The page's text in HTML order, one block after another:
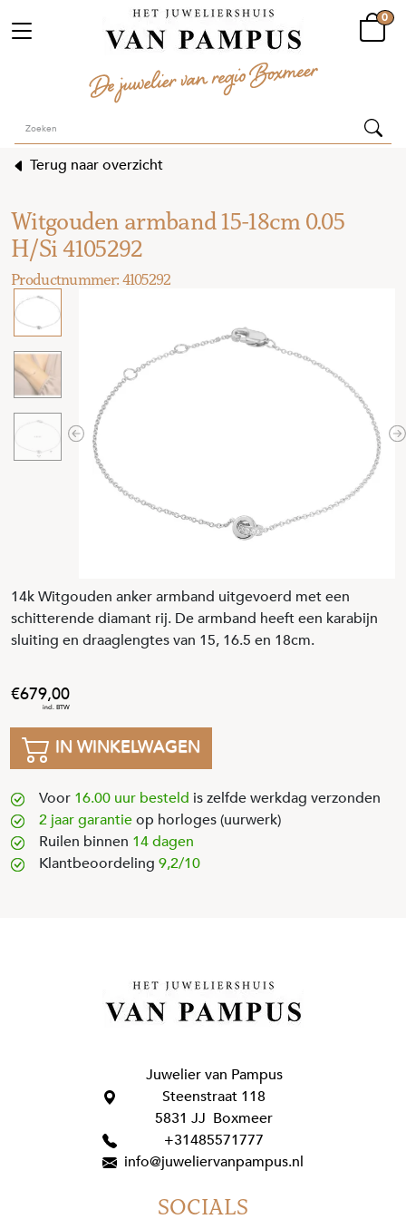
0
Terug naar overzicht
Witgouden armband 15-18cm 0.05
H/Si 4105292
Previous
14k Witgouden anker armband uitgevoerd met een
schitterende diamant rij. De armband heeft een karabijn
sluiting en draaglengtes van 15, 16.5 en 18cm.
679,00
IN WINKELWAGEN
Voor 16.00 uur besteld is zelfde werkdag verzonden
2 jaar garantieop horloges (uurwerk)
Ruilen binnen 14 dagen
Klantbeoordeling 9,2/10
Juwelier van Pampus
Steenstraat 118
5831 JJ Boxmeer
+31485571777
info@juweliervanpampus.nl
SOCIALS